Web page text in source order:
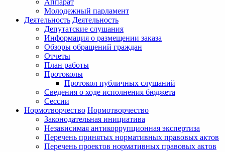
Аппарат
Молодежный парламент
Деятельность Деятельность
Депутатские слушания
Информация о размещении заказа
Обзоры обращений граждан
Отчеты
План работы
Протоколы
Протокол публичных слушаний
Сведения о ходе исполнения бюджета
Сессии
Нормотворчество Нормотворчество
Законодательная инициатива
Независимая антикоррупционная экспертиза
Перечень принятых нормативных правовых актов
Перечень проектов нормативных правовых актов